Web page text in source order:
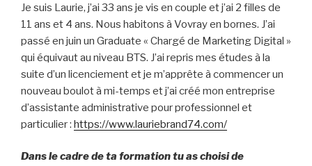
Je suis Laurie, j’ai 33 ans je vis en couple et j’ai 2 filles de
11 ans et 4 ans. Nous habitons à Vovray en bornes. J’ai
passé en juin un Graduate « Chargé de Marketing Digital »
qui équivaut au niveau BTS. J’ai repris mes études à la
suite d’un licenciement et je m’apprête à commencer un
nouveau boulot à mi-temps et j’ai créé mon entreprise
d’assistante administrative pour professionnel et
particulier : https://www.lauriebrand74.com/
Dans le cadre de ta formation tu as choisi de